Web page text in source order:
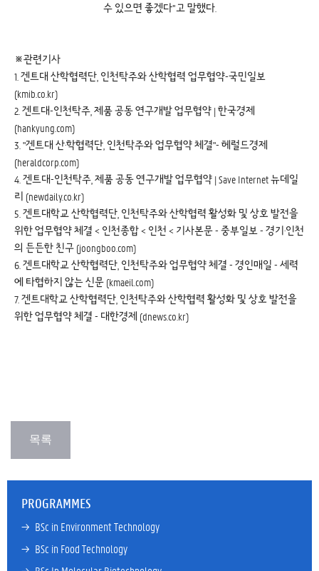
수 있으면 좋겠다”고 말했다.
※관련기사
1.겐트대 산학협력단, 인천탁주와 산학협력 업무협약-국민일보
(kmib.co.kr)
2.겐트대-인천탁주, 제품 공동 연구개발 업무협약 | 한국경제
(hankyung.com)
3."겐트대 산·학협력단, 인천탁주와 업무협약 체결"- 헤럴드경제
(heraldcorp.com)
4.겐트대-인천탁주, 제품 공동 연구개발 업무협약 | Save Internet 뉴데일
리 (newdaily.co.kr)
5.겐트대학교 산학협력단, 인천탁주와 산학협력 활성화 및 상호 발전을
위한 업무협약 체결 < 인천종합 < 인천 < 기사본문 - 중부일보 - 경기·인천
의 든든한 친구 (joongboo.com)
6.겐트대학교 산학협력단, 인천탁주와 업무협약 체결 - 경인매일 - 세력
에 타협하지 않는 신문 (kmaeil.com)
7.겐트대학교 산학협력단, 인천탁주와 산학협력 활성화 및 상호 발전을
위한 업무협약 체결 - 대한경제 (dnews.co.kr)
PROGRAMMES
→ BSc in Environment Technology
→ BSc in Food Technology